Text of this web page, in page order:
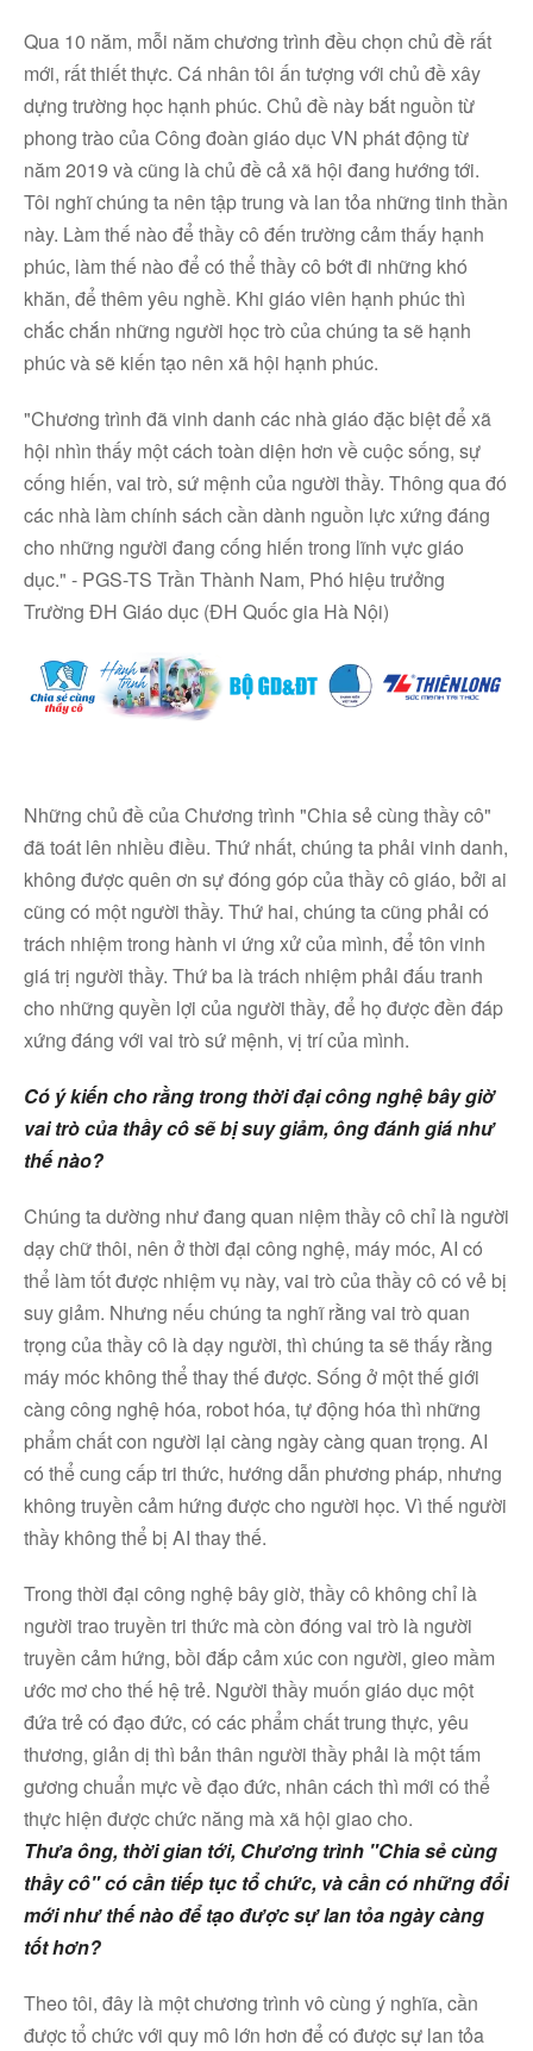
Qua 10 năm, mỗi năm chương trình đều chọn chủ đề rất
mới, rất thiết thực. Cá nhân tôi ấn tượng với chủ đề xây
dựng trường học hạnh phúc. Chủ đề này bắt nguồn từ
phong trào của Công đoàn giáo dục VN phát động từ
năm 2019 và cũng là chủ đề cả xã hội đang hướng tới.
Tôi nghĩ chúng ta nên tập trung và lan tỏa những tinh thần
này. Làm thế nào để thầy cô đến trường cảm thấy hạnh
phúc, làm thế nào để có thể thầy cô bớt đi những khó
khăn, để thêm yêu nghề. Khi giáo viên hạnh phúc thì
chắc chắn những người học trò của chúng ta sẽ hạnh
phúc và sẽ kiến tạo nên xã hội hạnh phúc.
"Chương trình đã vinh danh các nhà giáo đặc biệt để xã
hội nhìn thấy một cách toàn diện hơn về cuộc sống, sự
cống hiến, vai trò, sứ mệnh của người thầy. Thông qua đó
các nhà làm chính sách cần dành nguồn lực xứng đáng
cho những người đang cống hiến trong lĩnh vực giáo
dục." - PGS-TS Trần Thành Nam, Phó hiệu trưởng
Trường ĐH Giáo dục (ĐH Quốc gia Hà Nội)
Những chủ đề của Chương trình "Chia sẻ cùng thầy cô"
đã toát lên nhiều điều. Thứ nhất, chúng ta phải vinh danh,
không được quên ơn sự đóng góp của thầy cô giáo, bởi ai
cũng có một người thầy. Thứ hai, chúng ta cũng phải có
trách nhiệm trong hành vi ứng xử của mình, để tôn vinh
giá trị người thầy. Thứ ba là trách nhiệm phải đấu tranh
cho những quyền lợi của người thầy, để họ được đền đáp
xứng đáng với vai trò sứ mệnh, vị trí của mình.
Có ý kiến cho rằng trong thời đại công nghệ bây giờ
vai trò của thầy cô sẽ bị suy giảm, ông đánh giá như
thế nào?
Chúng ta dường như đang quan niệm thầy cô chỉ là người
dạy chữ thôi, nên ở thời đại công nghệ, máy móc, AI có
thể làm tốt được nhiệm vụ này, vai trò của thầy cô có vẻ bị
suy giảm. Nhưng nếu chúng ta nghĩ rằng vai trò quan
trọng của thầy cô là dạy người, thì chúng ta sẽ thấy rằng
máy móc không thể thay thế được. Sống ở một thế giới
càng công nghệ hóa, robot hóa, tự động hóa thì những
phẩm chất con người lại càng ngày càng quan trọng. AI
có thể cung cấp tri thức, hướng dẫn phương pháp, nhưng
không truyền cảm hứng được cho người học. Vì thế người
thầy không thể bị AI thay thế.
Trong thời đại công nghệ bây giờ, thầy cô không chỉ là
người trao truyền tri thức mà còn đóng vai trò là người
truyền cảm hứng, bồi đắp cảm xúc con người, gieo mầm
ước mơ cho thế hệ trẻ. Người thầy muốn giáo dục một
đứa trẻ có đạo đức, có các phẩm chất trung thực, yêu
thương, giản dị thì bản thân người thầy phải là một tấm
gương chuẩn mực về đạo đức, nhân cách thì mới có thể
thực hiện được chức năng mà xã hội giao cho.
Thưa ông, thời gian tới, Chương trình "Chia sẻ cùng
thầy cô" có cần tiếp tục tổ chức, và cần có những đổi
mới như thế nào để tạo được sự lan tỏa ngày càng
tốt hơn?
Theo tôi, đây là một chương trình vô cùng ý nghĩa, cần
được tổ chức với quy mô lớn hơn để có được sự lan tỏa